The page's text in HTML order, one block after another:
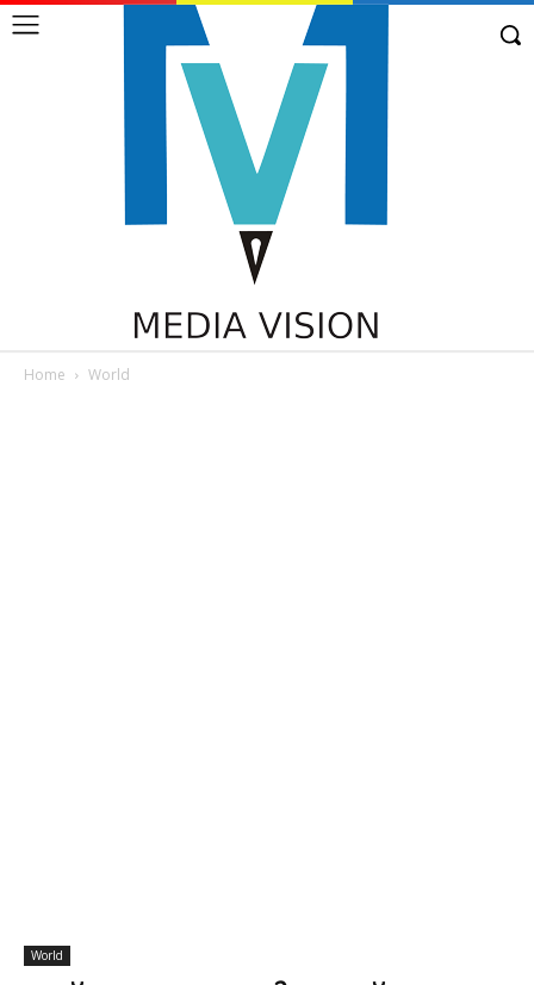
Home World
World